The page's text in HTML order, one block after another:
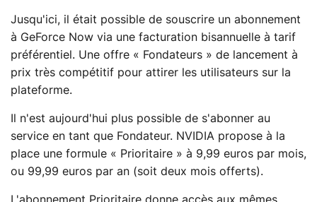
Jusqu'ici, il était possible de souscrire un abonnement
à GeForce Now via une facturation bisannuelle à tarif
préférentiel. Une offre « Fondateurs » de lancement à
prix très compétitif pour attirer les utilisateurs sur la
plateforme.
Il n'est aujourd'hui plus possible de s'abonner au
service en tant que Fondateur. NVIDIA propose à la
place une formule « Prioritaire » à 9,99 euros par mois,
ou 99,99 euros par an (soit deux mois offerts).